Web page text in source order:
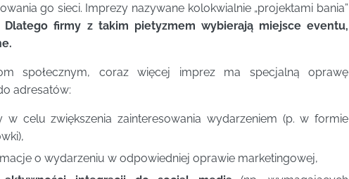
go sieci. Imprezy nazywane kolokwialnie „projektami bania”
Dlatego firmy z takim pietyzmem wybierają miejsce eventu,
społecznym, coraz więcej imprez ma specjalną oprawę
adresatów:
w celu zwiększenia zainteresowania wydarzeniem (p. w formie
o wydarzeniu w odpowiedniej oprawie marketingowej,